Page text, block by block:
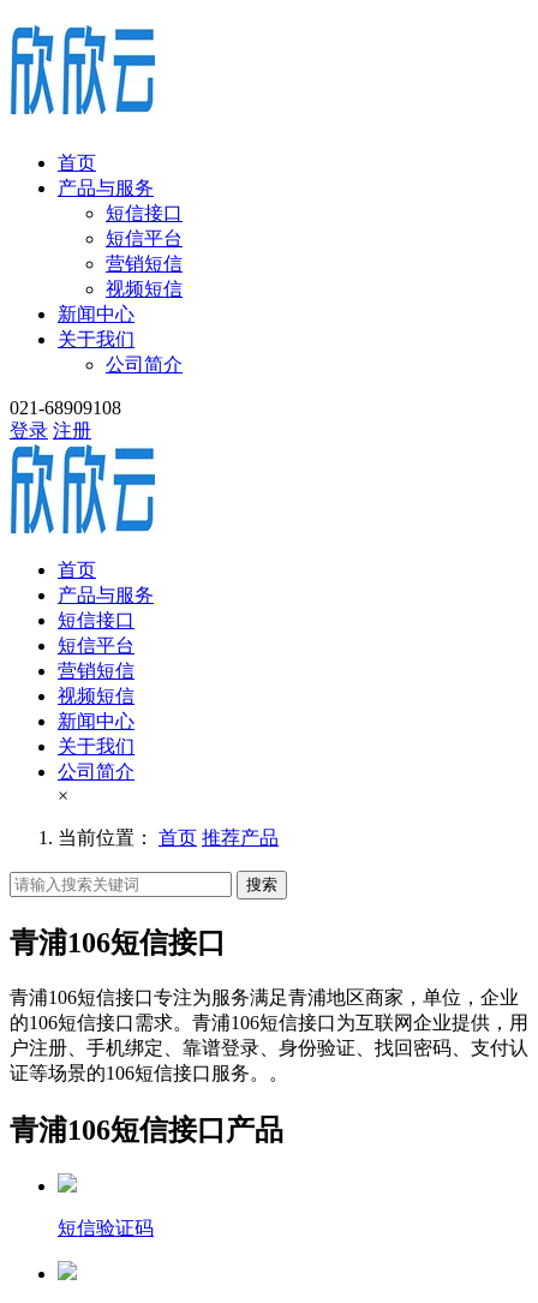
首页
产品与服务
短信接口
短信平台
营销短信
视频短信
新闻中心
关于我们
公司简介
021-68909108
登录 注册
首页
产品与服务
短信接口
短信平台
营销短信
视频短信
新闻中心
关于我们
公司简介
×
当前位置： 首页 推荐产品
搜索
青浦106短信接口
青浦106短信接口专注为服务满足青浦地区商家，单位，企业
的106短信接口需求。青浦106短信接口为互联网企业提供，用
户注册、手机绑定、靠谱登录、身份验证、找回密码、支付认
证等场景的106短信接口服务。。
青浦106短信接口产品
短信验证码